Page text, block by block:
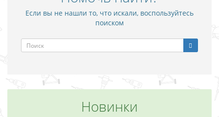
Если вы не нашли то, что искали, воспользуйтесь
поиском
Новинки